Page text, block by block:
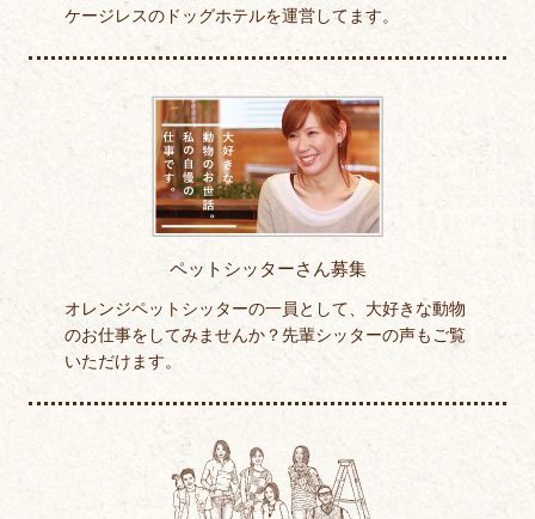
ケージレスのドッグホテルを運営してます。
ペットシッターさん募集
オレンジペットシッターの一員として、大好きな動物
のお仕事をしてみませんか？先輩シッターの声もご覧
いただけます。